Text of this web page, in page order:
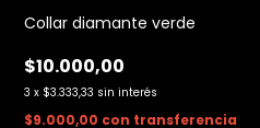
Collar diamante verde
$10.000,00
3 x $3.333,33 sin interés
$9.000,00 con transferencia